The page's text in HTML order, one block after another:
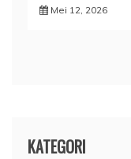
Mei 12, 2026
KATEGORI